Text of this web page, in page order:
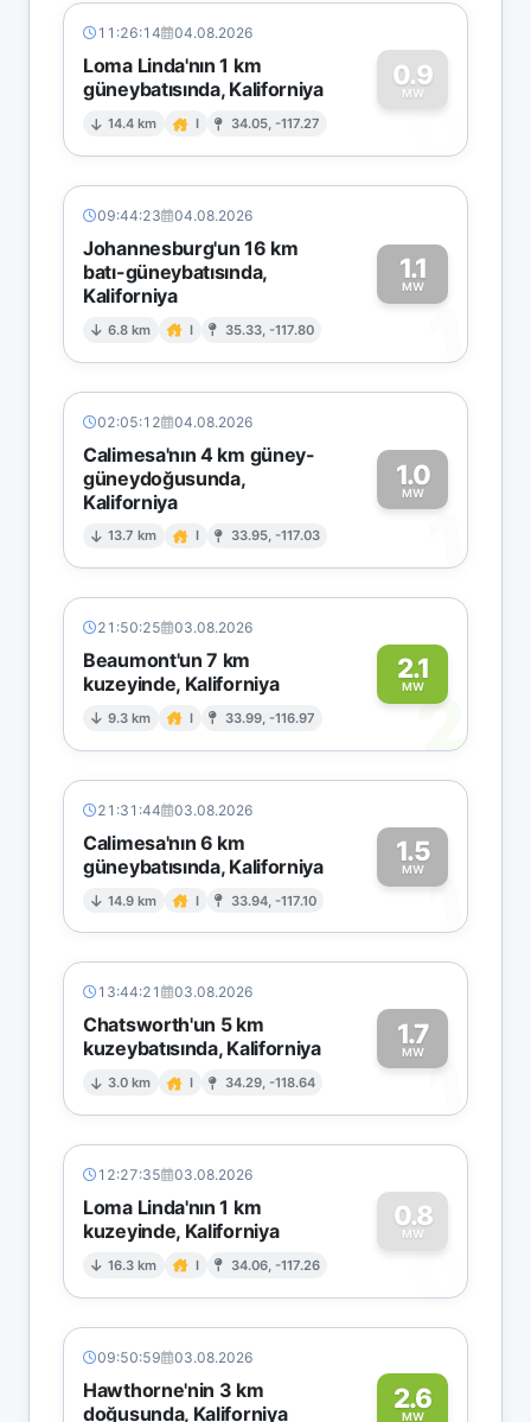
11:26:14 04.08.2026
Loma Linda'nın 1 km
güneybatısında, Kaliforniya
14.4 km I 34.05, -117.27
0.9
MW
0
09:44:23 04.08.2026
Johannesburg'un 16 km
batı-güneybatısında,
Kaliforniya
6.8 km I 35.33, -117.80
1.1
MW
1
02:05:12 04.08.2026
Calimesa'nın 4 km güney-
güneydoğusunda,
Kaliforniya
13.7 km I 33.95, -117.03
1.0
MW
1
21:50:25 03.08.2026
Beaumont'un 7 km
kuzeyinde, Kaliforniya
9.3 km I 33.99, -116.97
2.1
MW
2
21:31:44 03.08.2026
Calimesa'nın 6 km
güneybatısında, Kaliforniya
14.9 km I 33.94, -117.10
1.5
MW1
13:44:21 03.08.2026
Chatsworth'un 5 km
kuzeybatısında, Kaliforniya
3.0 km I 34.29, -118.64
1.7
MW1
12:27:35 03.08.2026
Loma Linda'nın 1 km
kuzeyinde, Kaliforniya
16.3 km I 34.06, -117.26
0.8
MW
0
09:50:59 03.08.2026
Hawthorne'nin 3 km
doğusunda, Kaliforniya
2.6
MW